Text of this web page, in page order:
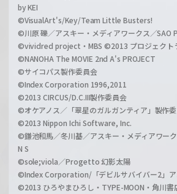
by KEI
©VisualArt's/Key/Team Little Busters!
©川原 礫／アスキー・メディアワークス／SAO
©vividred project・MBS ©2013 プロジェクト
©NANOHA The MOVIE 2nd A's PROJECT
©サイコパス製作委員会
©Index Corporation 1996,2011
©2013 CIRCUS/D.C.III製作委員会
©オケアノス／「翠星のガルガンティア」製作
©2013 Nippon Ichi Software, Inc.
©鎌池和馬／冬川基／アスキー・メディアワー
N S
©sole;viola／Progetto 幻影太陽
©Index Corporation/「デビルサバイバー2」ア
©2013 ひろやまひろし・TYPE-MOON・角川